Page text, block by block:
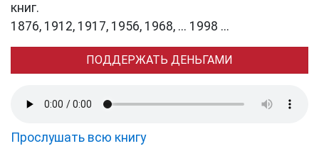
книг.
1876, 1912, 1917, 1956, 1968, ... 1998 ...
ПОДДЕРЖАТЬ ДЕНЬГАМИ
Прослушать всю книгу